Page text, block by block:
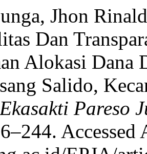
Jhon
Dan
Alokasi Dana
Salido,
Ekasakti Pareso